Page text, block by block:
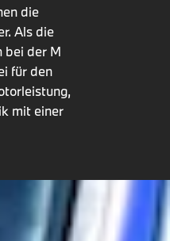
die
Als die
bei der M
für den
mit einer